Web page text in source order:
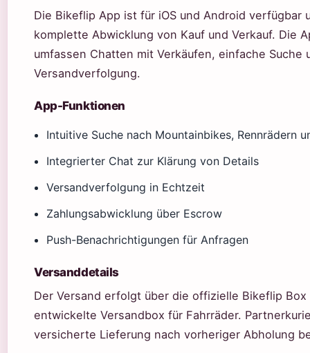
Die Bikeflip App ist für iOS und Android verfügbar
komplette Abwicklung von Kauf und Verkauf. Die
umfassen Chatten mit Verkäufen, einfache Suche
Versandverfolgung.
App-Funktionen
Intuitive Suche nach Mountainbikes, Rennrädern
Integrierter Chat zur Klärung von Details
Versandverfolgung in Echtzeit
Zahlungsabwicklung über Escrow
Push-Benachrichtigungen für Anfragen
Versanddetails
Der Versand erfolgt über die offizielle Bikeflip Box
entwickelte Versandbox für Fahrräder.
versicherte Lieferung nach vorheriger Abholung